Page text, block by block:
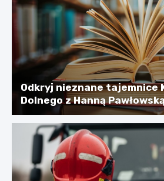
Odkryj nieznane tajemnice
Dolnego z Hanną